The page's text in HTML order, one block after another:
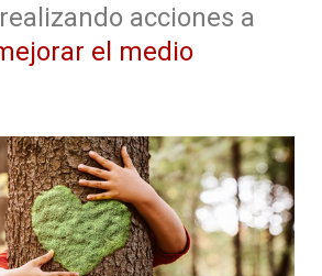
acciones a
el medio